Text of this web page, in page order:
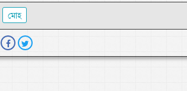
মোহ